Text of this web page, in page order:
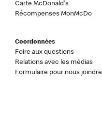
Carte McDonald's
Récompenses MonMcDo
Coordonnées
Foire aux questions
Relations avec les médias
Formulaire pour nous joindre